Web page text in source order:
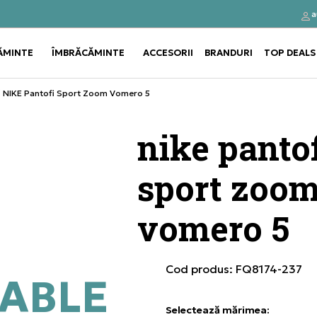
Use shift+Enter to open or close
ÎMBRĂCĂMINTE Use shift+Enter to open or close
ACCESORII BRANDURI TOP DEALS
NIKE Pantofi Sport Zoom Vomero 5
nike
sport
vomero 5
Cod produs: FQ8174-237
Selectează mărimea: